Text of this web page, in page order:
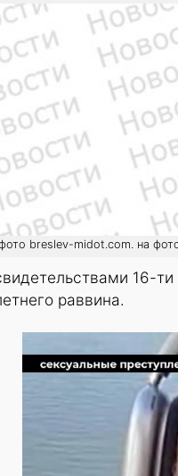
breslev-midot.com. на
16-
раввина.